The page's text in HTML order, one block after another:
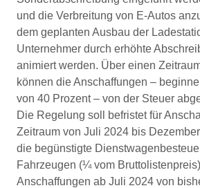
und die Verbreitung von E-Autos
dem geplanten Ausbau der
Unternehmer durch erhöhte
animiert werden. Über einen
können die Anschaffungen –
von 40 Prozent – von der Steuer
Die Regelung soll befristet für
Zeitraum von Juli 2024 bis
die begünstigte
Fahrzeugen (¼ vom
Anschaffungen ab Juli 2024 von